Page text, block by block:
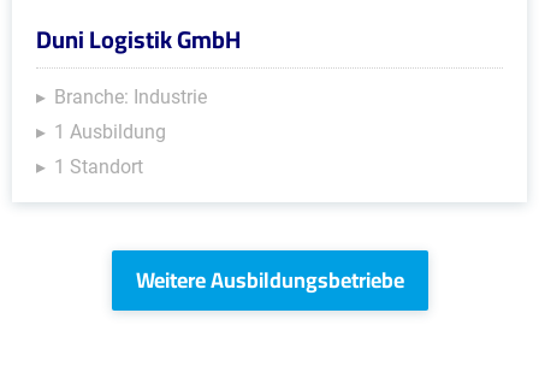
Duni Logistik GmbH
Branche: Industrie
1 Ausbildung
1 Standort
Weitere Ausbildungsbetriebe